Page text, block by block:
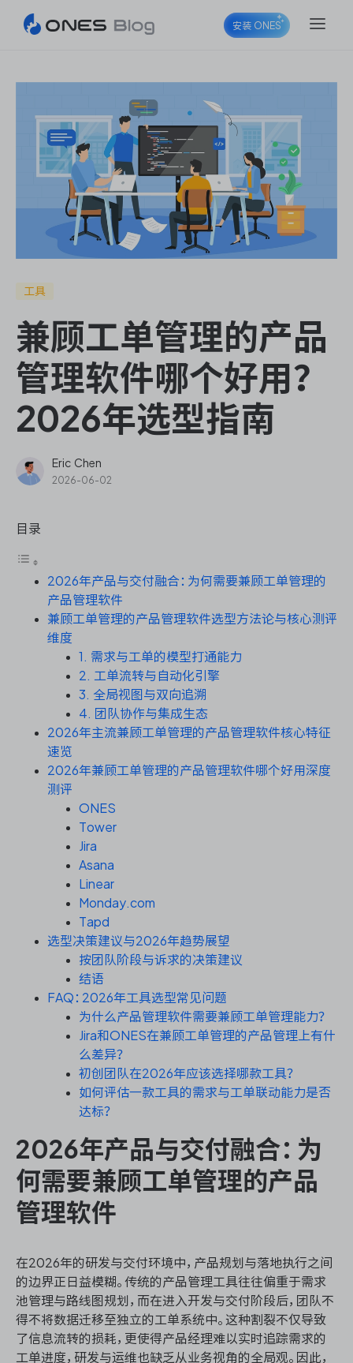
ONES Project
ONES Wiki
ONES Desk
ONES Assistant
测试管理
研发效能管理
资源和工时管理
服务台和工单管理
IPD 研发管理
ASPICE 研发管理
安装 ONES
工具
兼顾工单管理的产品
管理软件哪个好用？
2026年选型指南
Eric Chen
2026-06-02
目录
2026年产品与交付融合：为何需要兼顾工单管理的
产品管理软件
兼顾工单管理的产品管理软件选型方法论与核心测评
维度
1. 需求与工单的模型打通能力
2. 工单流转与自动化引擎
3. 全局视图与双向追溯
4. 团队协作与集成生态
2026年主流兼顾工单管理的产品管理软件核心特征
速览
2026年兼顾工单管理的产品管理软件哪个好用深度
测评
ONES
Tower
Jira
Asana
Linear
Monday.com
Tapd
选型决策建议与2026年趋势展望
按团队阶段与诉求的决策建议
结语
FAQ：2026年工具选型常见问题
为什么产品管理软件需要兼顾工单管理能力？
Jira和ONES在兼顾工单管理的产品管理上有什
么差异？
初创团队在2026年应该选择哪款工具？
如何评估一款工具的需求与工单联动能力是否
达标？
2026年产品与交付融合：为
何需要兼顾工单管理的产品
管理软件
在2026年的研发与交付环境中，产品规划与落地执行之间
的边界正日益模糊。传统的产品管理工具往往偏重于需求
池管理与路线图规划，而在进入开发与交付阶段后，团队不
得不将数据迁移至独立的工单系统中。这种割裂不仅导致
了信息流转的损耗，更使得产品经理难以实时追踪需求的
工单进度，研发与运维也缺乏从业务视角的全局观。因此，